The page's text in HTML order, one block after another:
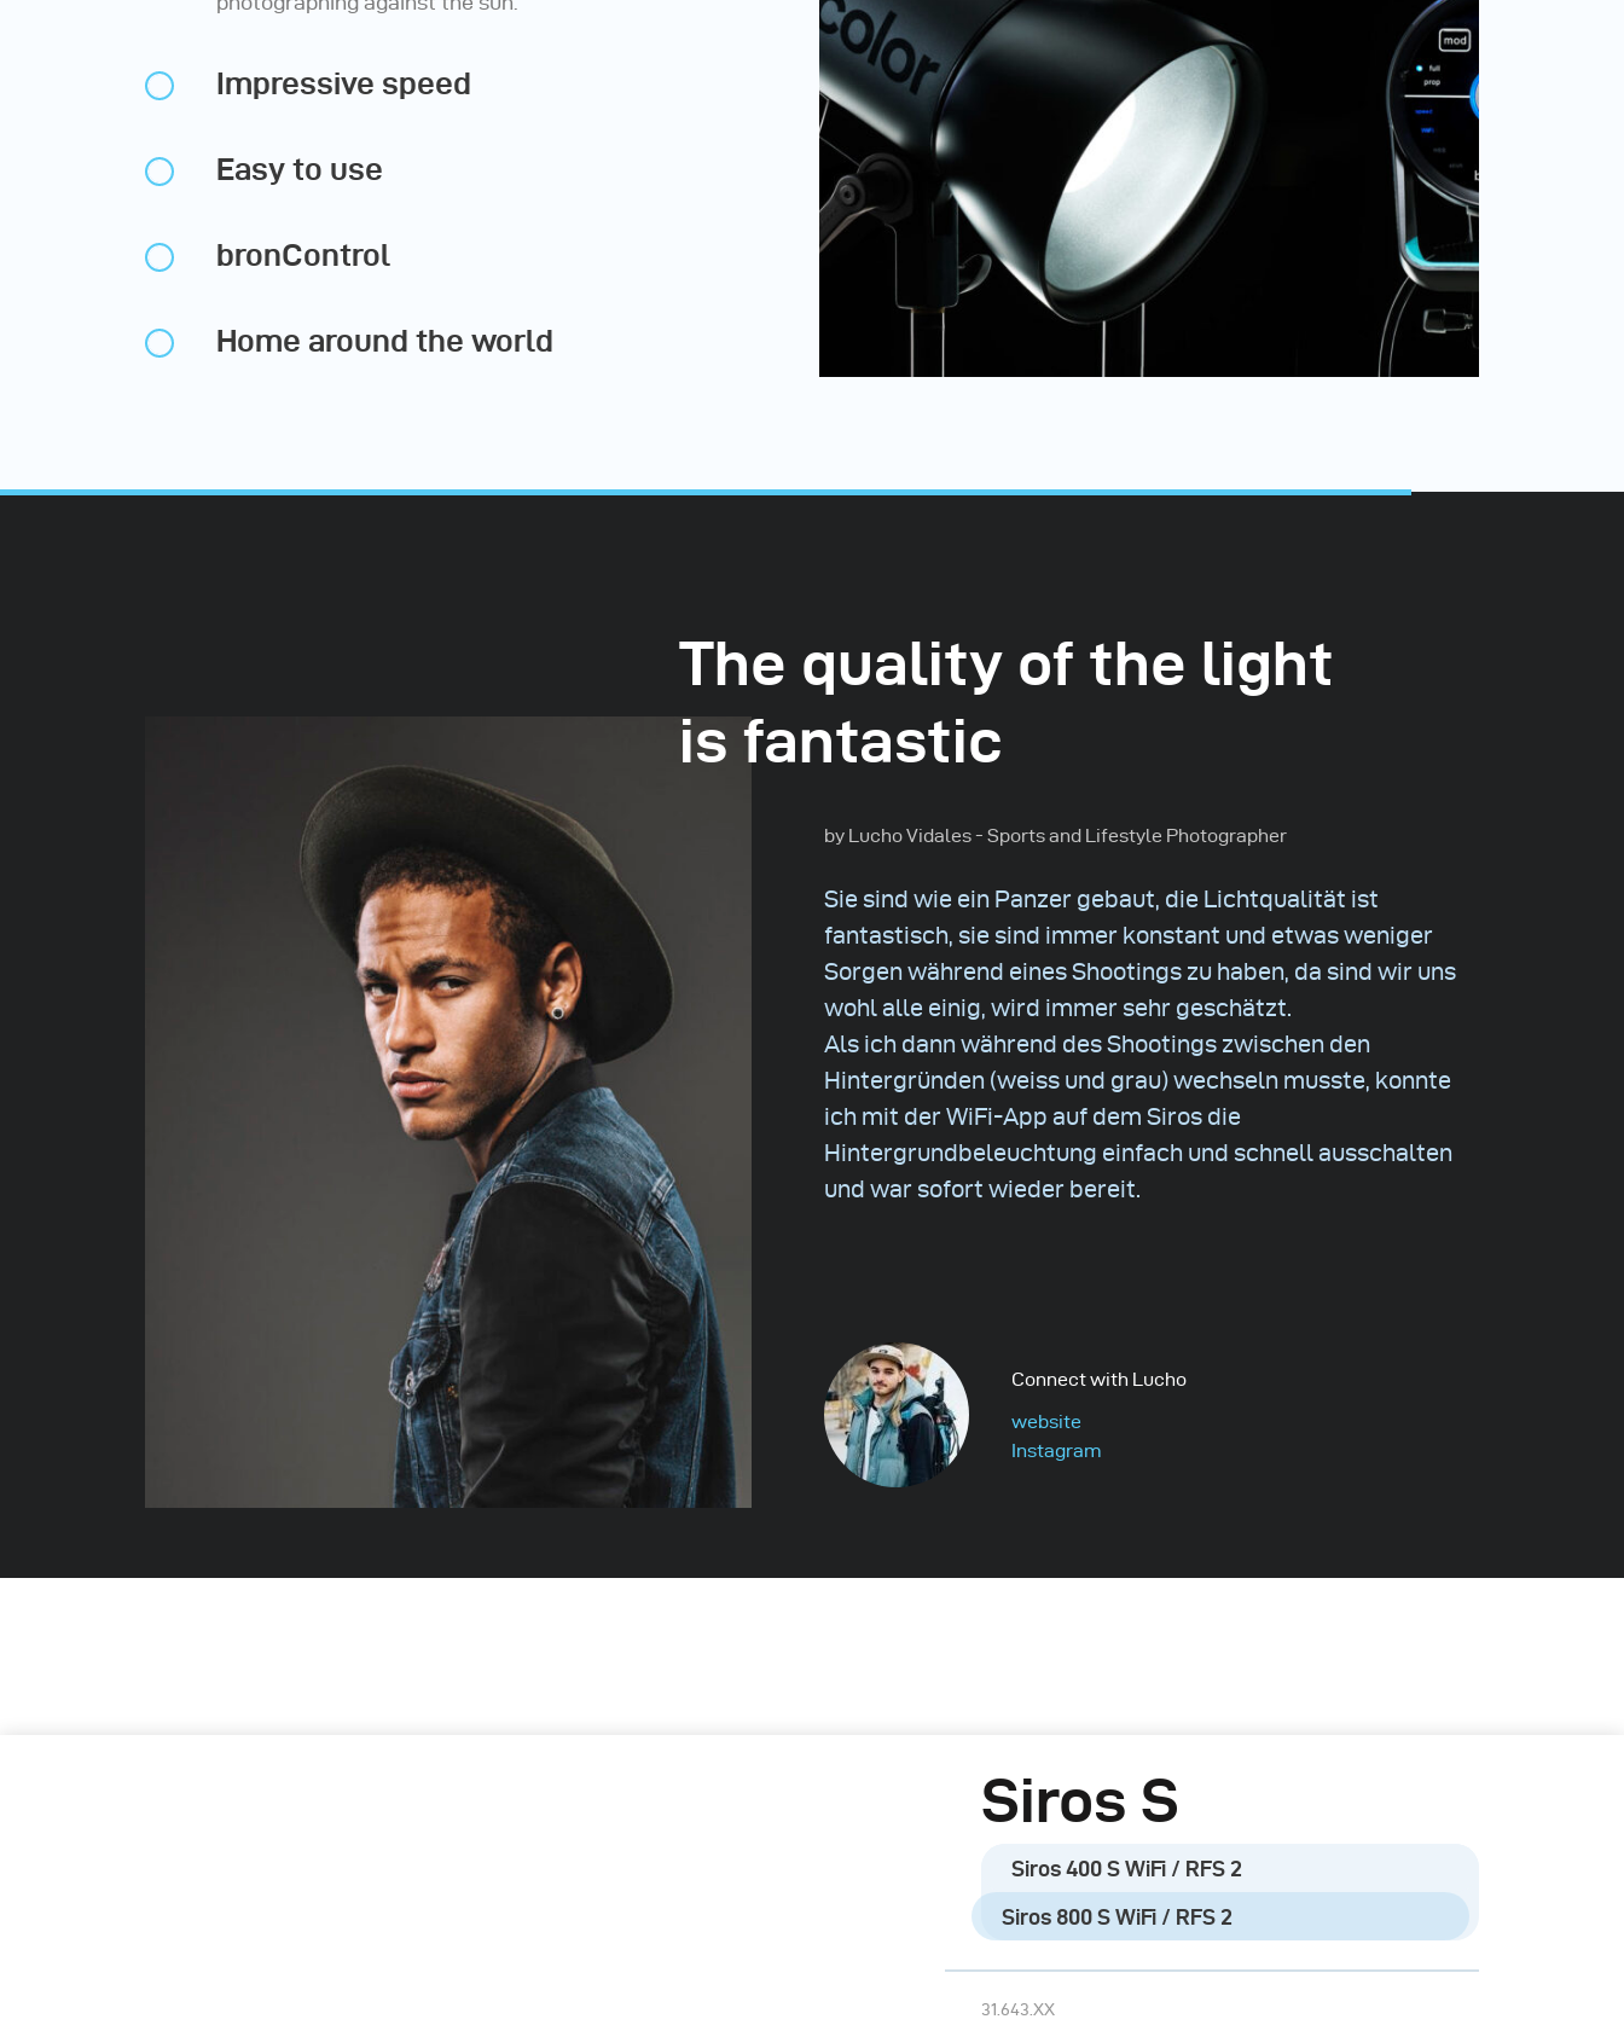
Impressive speed
Easy to use
bronControl
Home around the world
The quality of the light
is fantastic
by Lucho Vidales - Sports and Lifestyle Photographer
Sie sind wie ein Panzer gebaut, die Lichtqualität ist
fantastisch, sie sind immer konstant und etwas weniger
Sorgen während eines Shootings zu haben, da sind wir uns
wohl alle einig, wird immer sehr geschätzt.
Als ich dann während des Shootings zwischen den
Hintergründen (weiss und grau) wechseln musste, konnte
ich mit der WiFi-App auf dem Siros die
Hintergrundbeleuchtung einfach und schnell ausschalten
und war sofort wieder bereit.
Connect with Lucho
website
Instagram
Siros S
Siros 400 S WiFi / RFS 2
Siros 800 S WiFi / RFS 2
31.643.XX